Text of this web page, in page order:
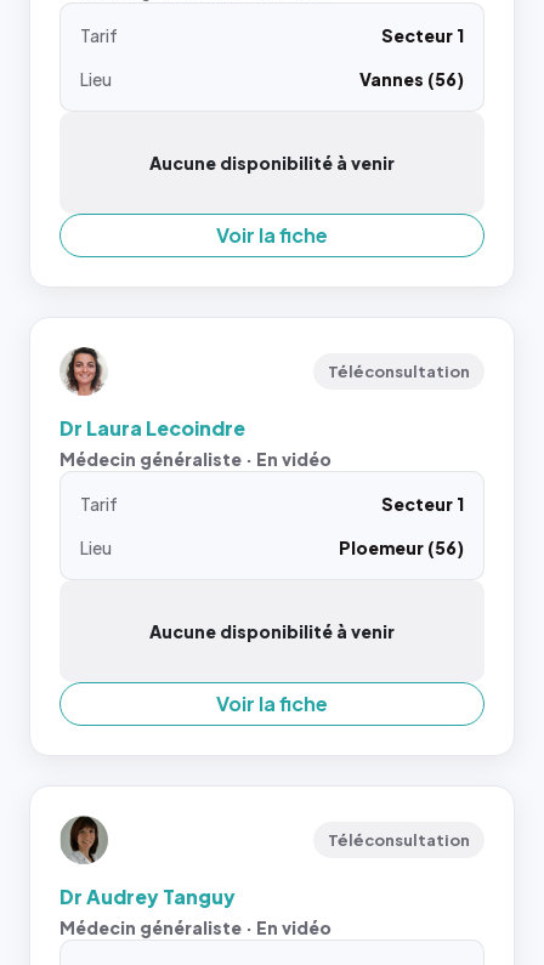
Tarif
Secteur 1
Lieu
Vannes (56)
Aucune disponibilité à venir
Voir la fiche
Téléconsultation
Dr Laura Lecoindre
Médecin généraliste · En vidéo
Tarif
Secteur 1
Lieu
Ploemeur (56)
Aucune disponibilité à venir
Voir la fiche
Téléconsultation
Dr Audrey Tanguy
Médecin généraliste · En vidéo